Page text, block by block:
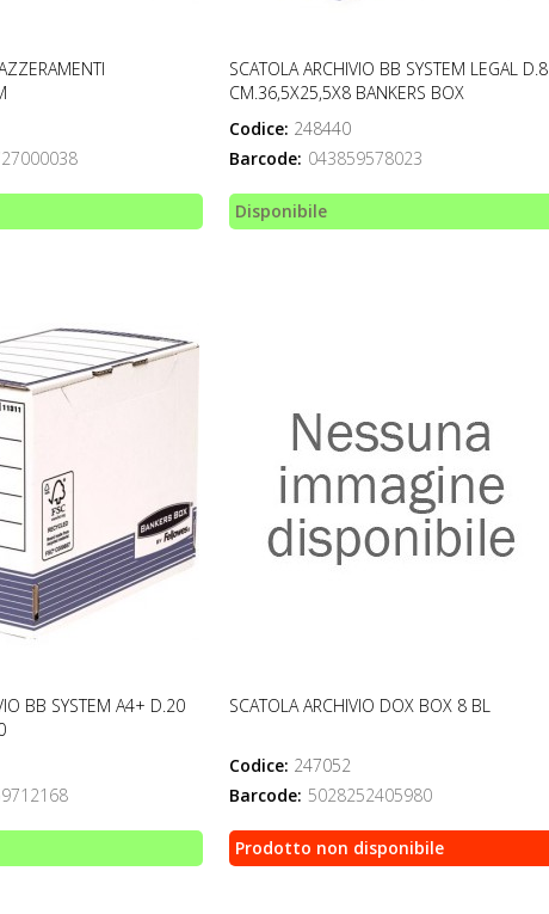
SCATOLA ARCHIVIO BB SYSTEM LEGAL D.8
CM.36,5X25,5X8 BANKERS BOX
Codice: 248440
Barcode: 043859578023
Disponibile
BB SYSTEM A4+ D.20
SCATOLA ARCHIVIO DOX BOX 8 BL
Codice: 247052
Barcode: 5028252405980
Prodotto non disponibile